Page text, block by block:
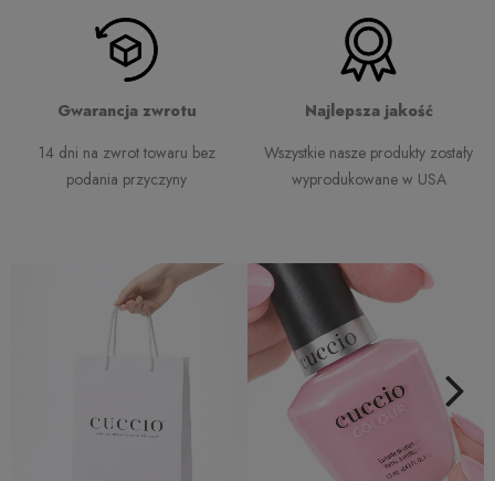
Gwarancja zwrotu
14 dni na zwrot towaru bez
podania przyczyny
Najlepsza jakość
Wszystkie nasze produkty zostały
wyprodukowane w USA